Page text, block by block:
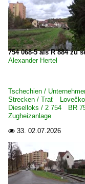
754 068-5 als R 884 zu
Alexander Hertel
Tschechien /
Strecken / Trať
Dieselloks / 2 754 BR
Zugheizanlage
 33. 02.07.2026